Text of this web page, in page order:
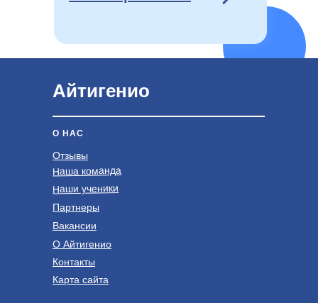
Айтигенио
О НАС
Отзывы
Наша команда
Наши ученики
Партнеры
Вакансии
О Айтигенио
Контакты
Карта сайта